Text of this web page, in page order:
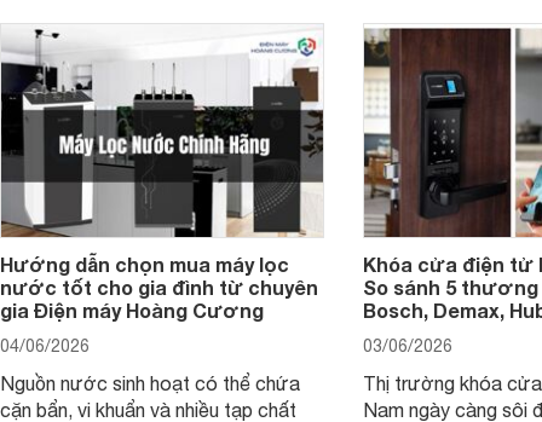
Hướng dẫn chọn mua máy lọc
nước tốt cho gia đình từ chuyên
gia Điện máy Hoàng Cương
04/06/2026
Nguồn nước sinh hoạt có thể chứa
cặn bẩn, vi khuẩn và nhiều tạp chất
Khóa cửa điện tử
So sánh 5 thương
Bosch, Demax,
03/06/2026
Thị trường khóa
Nam ngày càng sôi